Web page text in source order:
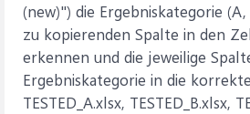
(new)") die Ergebniskategorie
zu kopierenden Spalte in den
erkennen und die jeweilige
Ergebniskategorie in die
TESTED_A.xlsx, TESTED_B.xlsx,